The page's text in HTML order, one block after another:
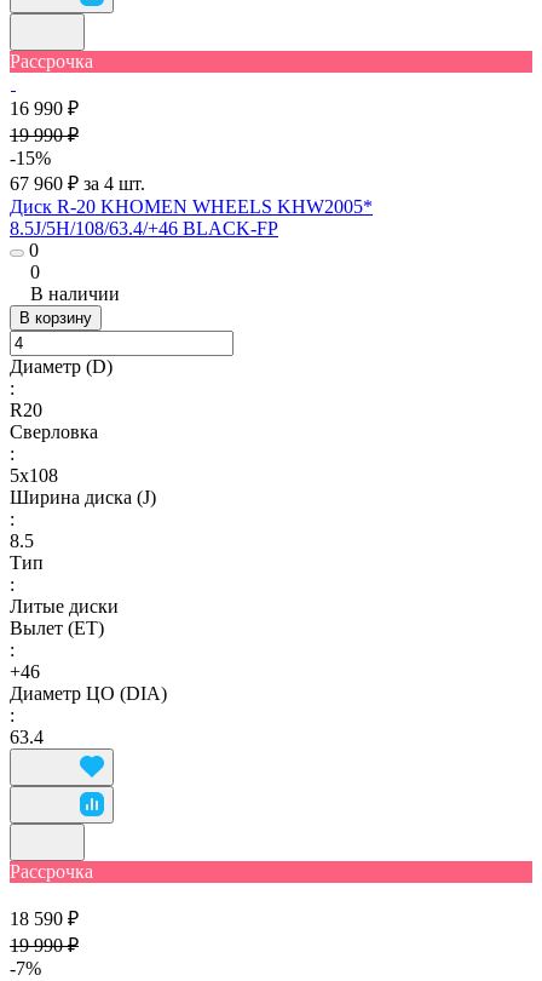
Рассрочка
16 990 ₽
19 990 ₽
-15%
67 960 ₽ за 4 шт.
Диск R-20 KHOMEN WHEELS KHW2005*
8.5J/5H/108/63.4/+46 BLACK-FP
0
0
В наличии
В корзину
Диаметр (D)
:
R20
Сверловка
:
5х108
Ширина диска (J)
:
8.5
Тип
:
Литые диски
Вылет (ET)
:
+46
Диаметр ЦО (DIA)
:
63.4
Рассрочка
18 590 ₽
19 990 ₽
-7%